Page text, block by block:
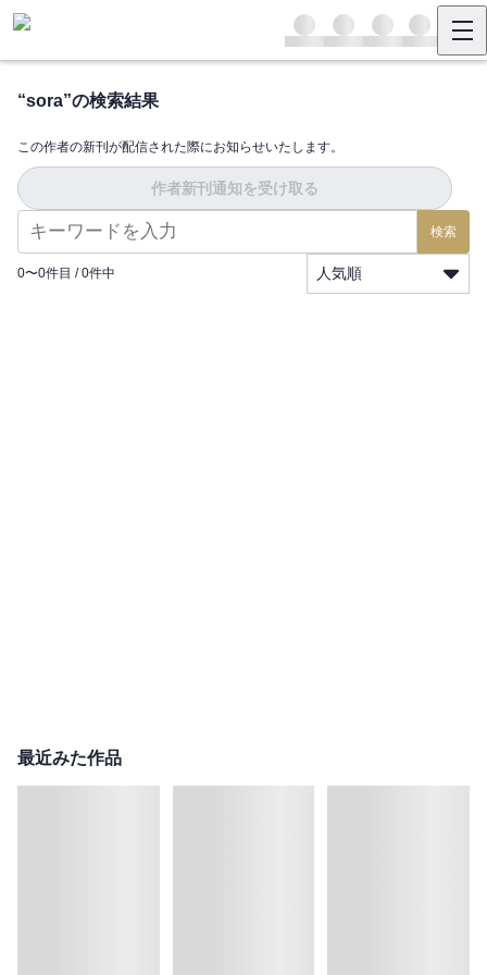
“sora”の検索結果
この作者の新刊が配信された際にお知らせいたします。
作者新刊通知を受け取る
検索
0〜0件目 / 0件中 人気順
最近みた作品